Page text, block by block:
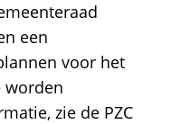
een
voor het
worden
zie de PZC